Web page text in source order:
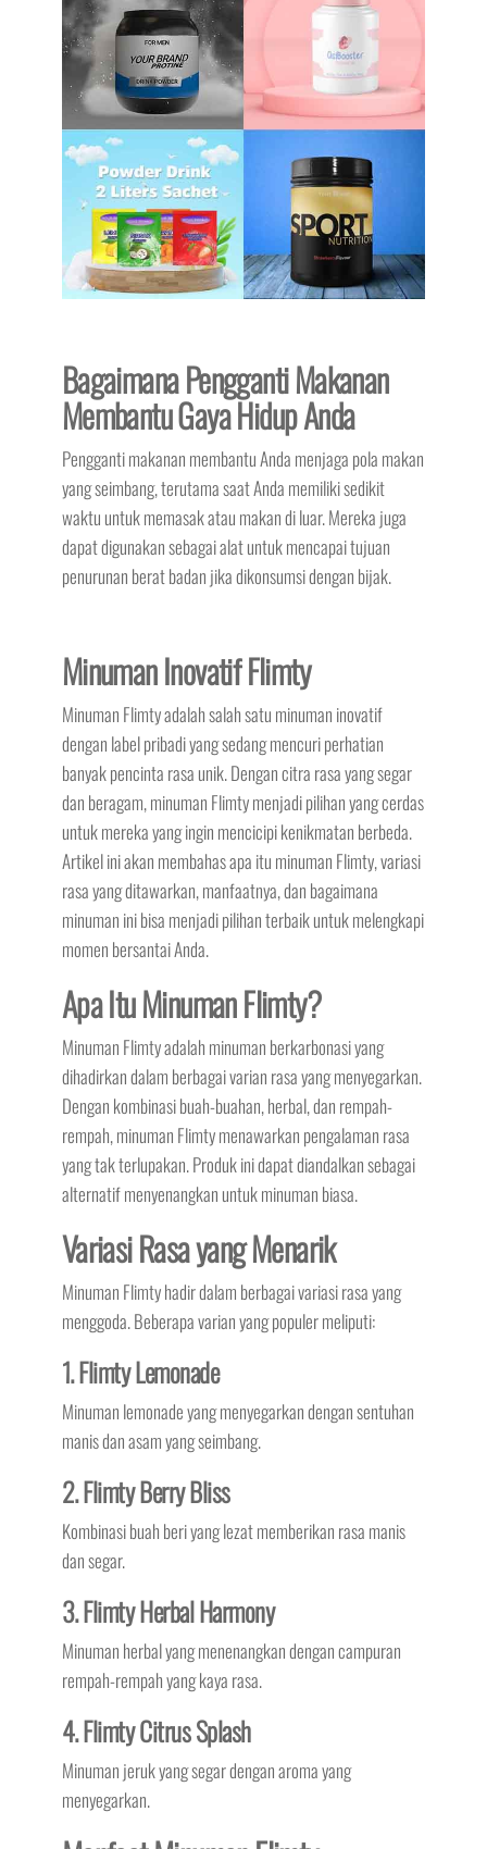
Bagaimana Pengganti Makanan
Membantu Gaya Hidup Anda
Pengganti makanan membantu Anda menjaga pola makan
yang seimbang, terutama saat Anda memiliki sedikit
waktu untuk memasak atau makan di luar. Mereka juga
dapat digunakan sebagai alat untuk mencapai tujuan
penurunan berat badan jika dikonsumsi dengan bijak.
Minuman Inovatif Flimty
Minuman Flimty adalah salah satu minuman inovatif
dengan label pribadi yang sedang mencuri perhatian
banyak pencinta rasa unik. Dengan citra rasa yang segar
dan beragam, minuman Flimty menjadi pilihan yang cerdas
untuk mereka yang ingin mencicipi kenikmatan berbeda.
Artikel ini akan membahas apa itu minuman Flimty, variasi
rasa yang ditawarkan, manfaatnya, dan bagaimana
minuman ini bisa menjadi pilihan terbaik untuk melengkapi
momen bersantai Anda.
Apa Itu Minuman Flimty?
Minuman Flimty adalah minuman berkarbonasi yang
dihadirkan dalam berbagai varian rasa yang menyegarkan.
Dengan kombinasi buah-buahan, herbal, dan rempah-
rempah, minuman Flimty menawarkan pengalaman rasa
yang tak terlupakan. Produk ini dapat diandalkan sebagai
alternatif menyenangkan untuk minuman biasa.
Variasi Rasa yang Menarik
Minuman Flimty hadir dalam berbagai variasi rasa yang
menggoda. Beberapa varian yang populer meliputi:
1. Flimty Lemonade
Minuman lemonade yang menyegarkan dengan sentuhan
manis dan asam yang seimbang.
2. Flimty Berry Bliss
Kombinasi buah beri yang lezat memberikan rasa manis
dan segar.
3. Flimty Herbal Harmony
Minuman herbal yang menenangkan dengan campuran
rempah-rempah yang kaya rasa.
4. Flimty Citrus Splash
Minuman jeruk yang segar dengan aroma yang
menyegarkan.